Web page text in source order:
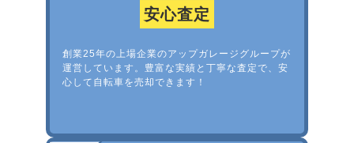
安心査定
創業25年の上場企業のアップガレージグループが
運営しています。豊富な実績と丁寧な査定で、安
心して自転車を売却できます！